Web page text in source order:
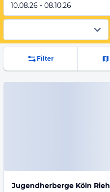
10.08.26 - 08.10.26
Filter
Jugendherberge Köln